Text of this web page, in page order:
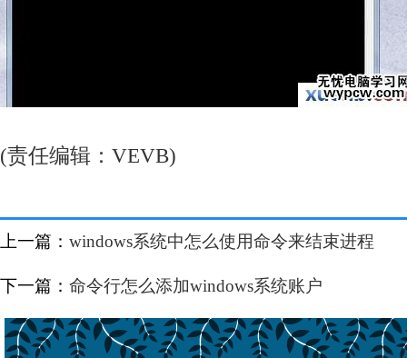
(责任编辑：VEVB)
上一篇： windows系统中怎么使用命令来结束进程
下一篇： 命令行怎么添加windows系统账户